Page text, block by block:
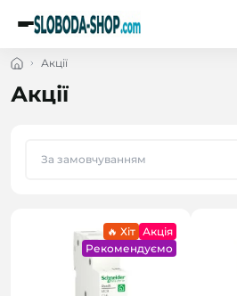
Акції
Акції
🔥 Хіт Акція
Рекомендуємо